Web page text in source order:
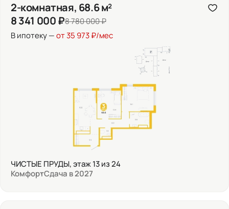
2-комнатная, 68.6 м²
8 341 000 ₽8 780 000 ₽
В ипотеку —от 35 973 ₽/мес
ЧИСТЫЕ ПРУДЫ, этаж 13 из 24
КомфортСдача в 2027